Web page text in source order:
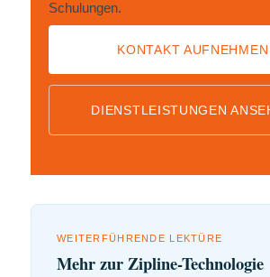
Schulungen.
KONTAKT
DIENSTLEISTUNGEN
WEITERFÜHRENDE LEKTÜRE
Mehr zur Zipline-Technologie